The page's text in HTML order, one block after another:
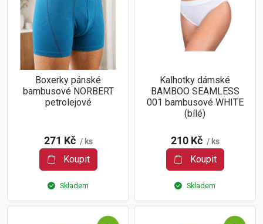
Boxerky pánské
bambusové NORBERT
petrolejové
271 Kč / ks
Koupit
Skladem
Kalhotky dámské
BAMBOO SEAMLESS
001 bambusové WHITE
(bílé)
210 Kč / ks
Koupit
Skladem